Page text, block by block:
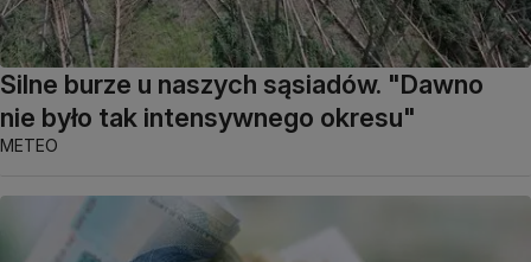
Silne burze u naszych sąsiadów. "Dawno
nie było tak intensywnego okresu"
METEO